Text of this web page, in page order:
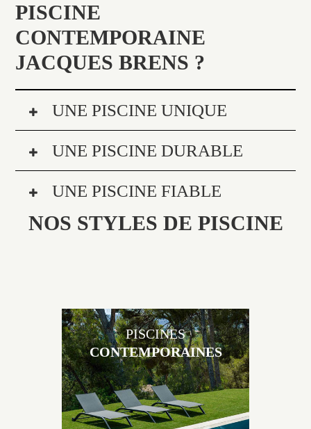
PISCINE
CONTEMPORAINE
JACQUES BRENS ?
UNE PISCINE UNIQUE
UNE PISCINE DURABLE
UNE PISCINE FIABLE
NOS STYLES DE PISCINE
Les piscines en béton contemporaines Jacques
Brens sont uniques grâce au large choix de
PISCINES
CONTEMPORAINES